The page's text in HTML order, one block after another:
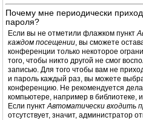
Почему мне периодически
пароля?
Если вы не отметили флажком пункт
каждом посещении, вы сможете
конференции только некоторое
того, чтобы никто другой не смог
записью. Для того чтобы вам не
и пароль каждый раз, вы можете
конференцию. Не рекомендуется
компьютере, например в библиотеке,
Если пунктАвтоматически входить
отсутствует, значит, администратор